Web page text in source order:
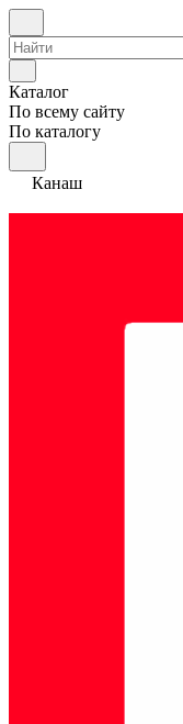
Каталог
По всему сайту
По каталогу
Канаш